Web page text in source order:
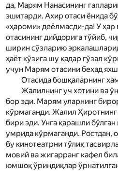
да, Мар­ям Нанасининг
эшитарди. Ахир отаси ёнида
«ҳароми» деёлмасди-да! У ҳар
отасининг дийдорига тў­йиб,
ширин сўзларию
ҳаёт кўзига шу қадар гўзал
учун Мар­ям отасини беҳад
Отасида бошқаларнинг
Жалилнинг уч хотини ва
бор эди. Мар­ям уларнинг
кўрмаганди. Жалил
бири эди. Унга қарашли
умрида кўрмаганди. Ростдан,
бу кинотеатрни тўлиқ
мовий ва жигарранг кафел
юмшоқ ўриндиқлар